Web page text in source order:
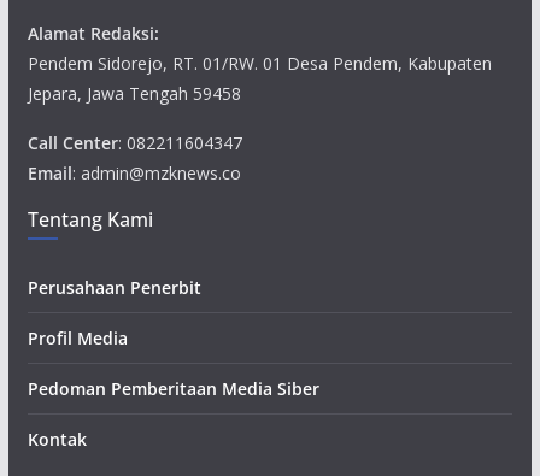
Alamat Redaksi:
Pendem Sidorejo, RT. 01/RW. 01 Desa Pendem, Kabupaten
Jepara, Jawa Tengah 59458
Call Center: 082211604347
Email: admin@mzknews.co
Tentang Kami
Perusahaan Penerbit
Profil Media
Pedoman Pemberitaan Media Siber
Kontak